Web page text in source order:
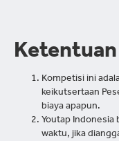
Kompetisi ini
keikutsertaan
biaya apapun.
Youtap
waktu, jika